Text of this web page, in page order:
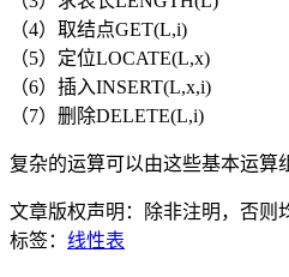
（4）取结点GET(L,i)
（5）定位LOCATE(L,x)
（6）插入INSERT(L,x,i)
（7）删除DELETE(L,i)
复杂的运算可以由这些基本运算
文章版权声明：除非注明，否则
标签： 线性表